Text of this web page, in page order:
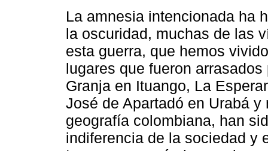
La amnesia intencionada ha
la oscuridad, muchas de las
esta guerra, que hemos
lugares que fueron
Granja en Ituango, La
José de Apartadó en Urabá
geografía colombiana, han
indiferencia de la sociedad